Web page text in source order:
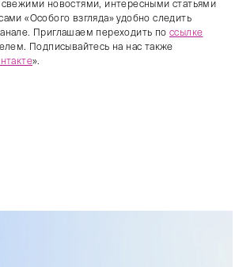
новостями, интересными статьями
«Особого взгляда» удобно следить
Приглашаем переходить по ссылке
Подписывайтесь на нас также
».